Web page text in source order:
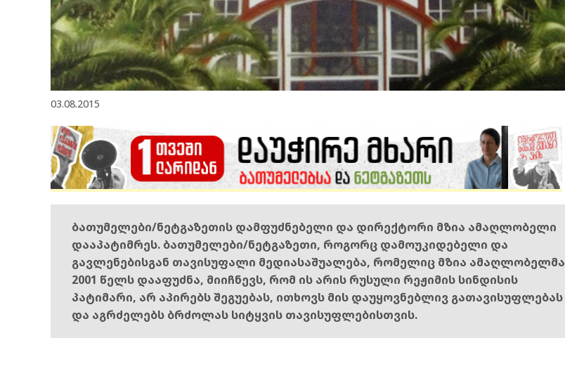
03.08.2015
ბათუმელები/ნეტგაზეთის დამფუძნებელი და დირექტორი მზია ამაღლობელი
დააპატიმრეს. ბათუმელები/ნეტგაზეთი, როგორც დამოუკიდებელი და
გავლენებისგან თავისუფალი მედიასაშუალება, რომელიც მზია ამაღლობელმა
2001 წელს დააფუძნა, მიიჩნევს, რომ ის არის რუსული რეჟიმის სინდისის
პატიმარი, არ აპირებს შეგუებას, ითხოვს მის დაუყოვნებლივ გათავისუფლებას
და აგრძელებს ბრძოლას სიტყვის თავისუფლებისთვის.